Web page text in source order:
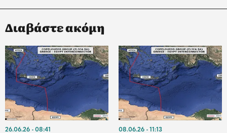
Διαβάστε ακόμη
26.06.26 08:41 08.06.26 11:13